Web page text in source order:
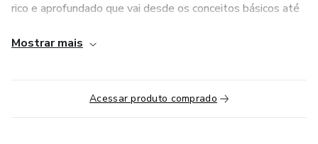
rico e aprofundado que vai desde os conceitos básicos até
conhecimento e habilidades que vão te posicionar à frente
no mercado institucional.
Mostrar mais
Acessar produto comprado